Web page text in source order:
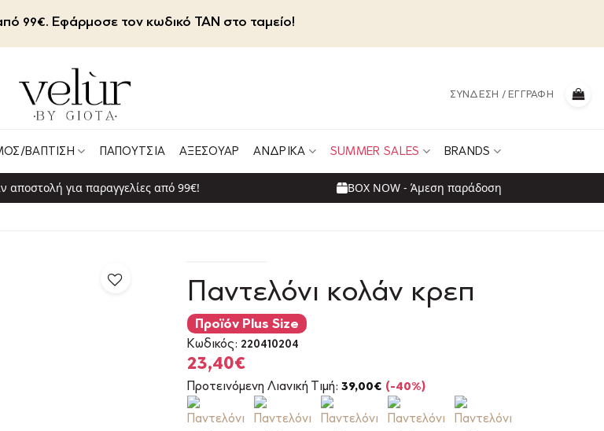
99€. Εφάρμοσε τον κωδικό TAN στο ταμείο!
ΣΎΝΔΕΣΗ / ΕΓΓΡΑΦΉ
ΒΆΠΤΙΣΗ ΠΑΠΟΎΤΣΙΑ ΑΞΕΣΟΥΆΡ ΑΝΔΡΙΚΆ SUMMER SALES BRANDS
αποστολή για παραγγελίες από 99€! BOX NOW - Άμεση παράδοση
Παντελόνι κολάν κρεπ
Προϊόν Plus Size
Κωδικός: 220410204
Original
price
was:
39,00€.
23,40€Η
τρέχουσα
τιμή
είναι:
Προτεινόμενη Λιανική Τιμή: 39,00€ (-40%)